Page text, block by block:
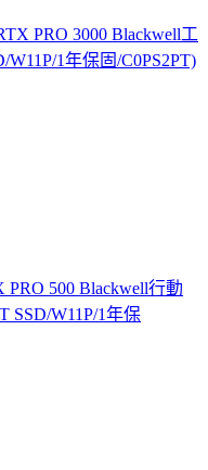
PRO 3000 Blackwell工
1年保固/C0PS2PT)
PRO 500 Blackwell行動
SSD/W11P/1年保